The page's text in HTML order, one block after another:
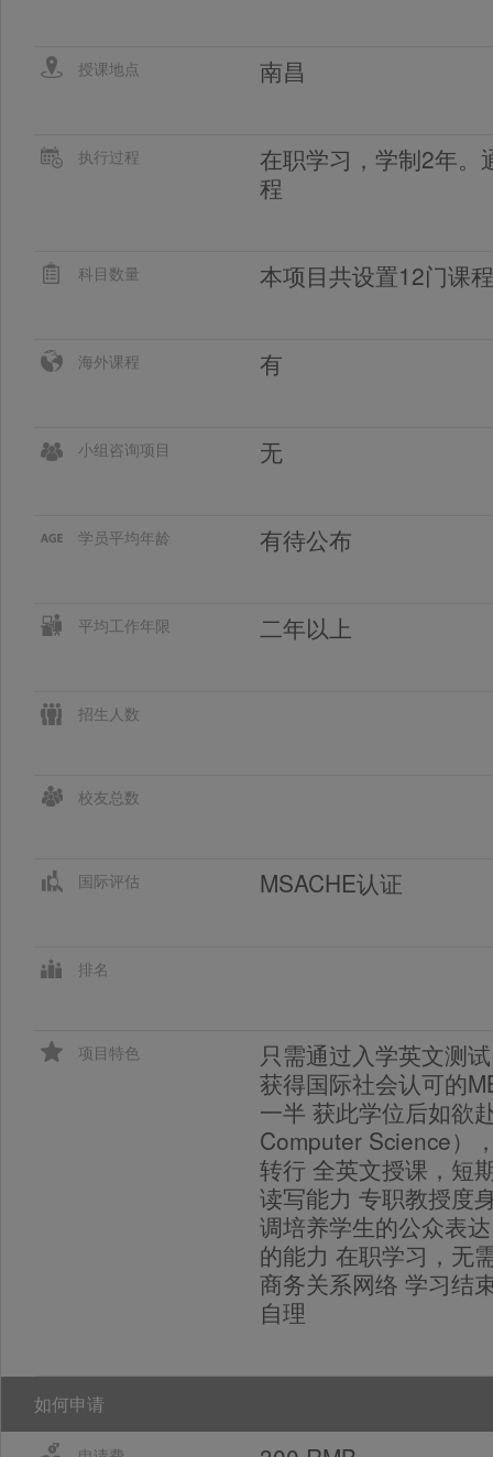
授课地点 南昌
执行过程
在职学习，学制2年
程
科目数量 本项目共设置12门课
海外课程 有
小组咨询项目 无
学员平均年龄 有待公布
平均工作年限 二年以上
招生人数
校友总数
国际评估 MSACHE认证
排名
项目特色
只需通过入学英文测
获得国际社会认可的
一半 获此学位后如欲
Computer Science）
转行 全英文授课，短
读写能力 专职教授度
调培养学生的公众表
的能力 在职学习，无
商务关系网络 学习结
自理
如何申请